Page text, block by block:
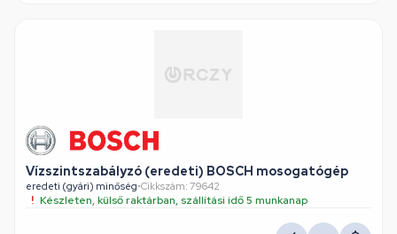
Vízszintszabályzó (eredeti) BOSCH mosogatógép
eredeti (gyári) minőség•Cikkszám: 79642
Készleten, külső raktárban, szállítási idő 5 munkanap